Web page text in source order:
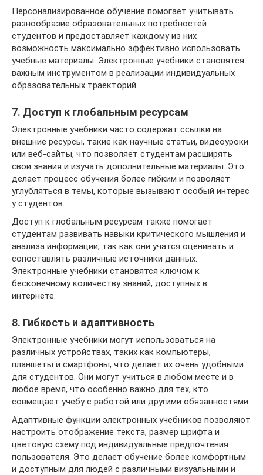
Персонализированное обучение помогает учитывать
разнообразие образовательных потребностей
студентов и предоставляет каждому из них
возможность максимально эффективно использовать
учебные материалы. Электронные учебники становятся
важным инструментом в реализации индивидуальных
образовательных траекторий.
7. Доступ к глобальным ресурсам
Электронные учебники часто содержат ссылки на
внешние ресурсы, такие как научные статьи, видеоуроки
или веб-сайты, что позволяет студентам расширять
свои знания и изучать дополнительные материалы. Это
делает процесс обучения более гибким и позволяет
углубляться в темы, которые вызывают особый интерес
у студентов.
Доступ к глобальным ресурсам также помогает
студентам развивать навыки критического мышления и
анализа информации, так как они учатся оценивать и
сопоставлять различные источники данных.
Электронные учебники становятся ключом к
бесконечному количеству знаний, доступных в
интернете.
8. Гибкость и адаптивность
Электронные учебники могут использоваться на
различных устройствах, таких как компьютеры,
планшеты и смартфоны, что делает их очень удобными
для студентов. Они могут учиться в любом месте и в
любое время, что особенно важно для тех, кто
совмещает учебу с работой или другими обязанностями.
Адаптивные функции электронных учебников позволяют
настроить отображение текста, размер шрифта и
цветовую схему под индивидуальные предпочтения
пользователя. Это делает обучение более комфортным
и доступным для людей с различными визуальными и